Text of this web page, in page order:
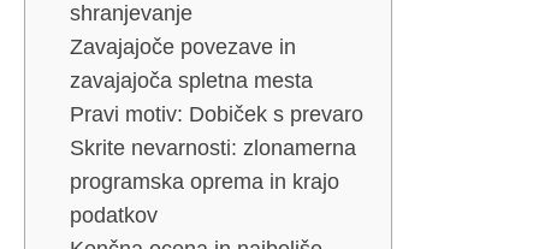
shranjevanje
Zavajajoče povezave in
zavajajoča spletna mesta
Pravi motiv: Dobiček s prevaro
Skrite nevarnosti: zlonamerna
programska oprema in krajo
podatkov